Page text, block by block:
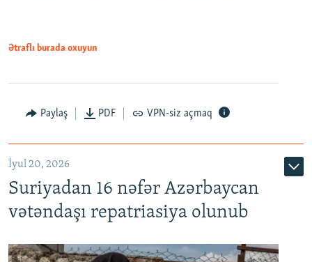
Auto
Ətraflı burada oxuyun
Paylaş PDF VPN-siz açmaq
İyul 20, 2026
Suriyadan 16 nəfər Azərbaycan
vətəndaşı repatriasiya olunub